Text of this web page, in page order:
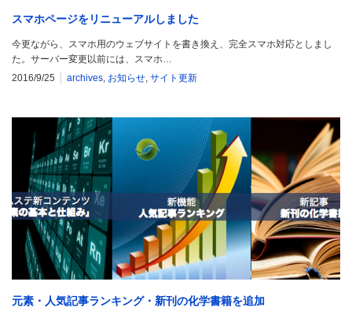
スマホページをリニューアルしました
今更ながら、スマホ用のウェブサイトを書き換え、完全スマホ対応としまし
た。サーバー変更以前には、スマホ…
2016/9/25
archives, お知らせ, サイト更新
元素・人気記事ランキング・新刊の化学書籍を追加